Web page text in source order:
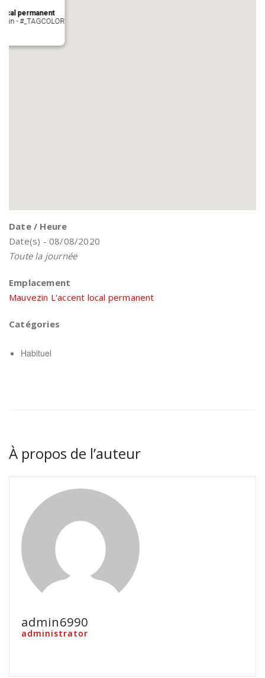
permanent
- #_TAGCOLOR
Date / Heure
Date(s) - 08/08/2020
Toute la journée
Emplacement
Mauvezin L'accent local permanent
Catégories
Habituel
À propos de l’auteur
admin6990
administrator